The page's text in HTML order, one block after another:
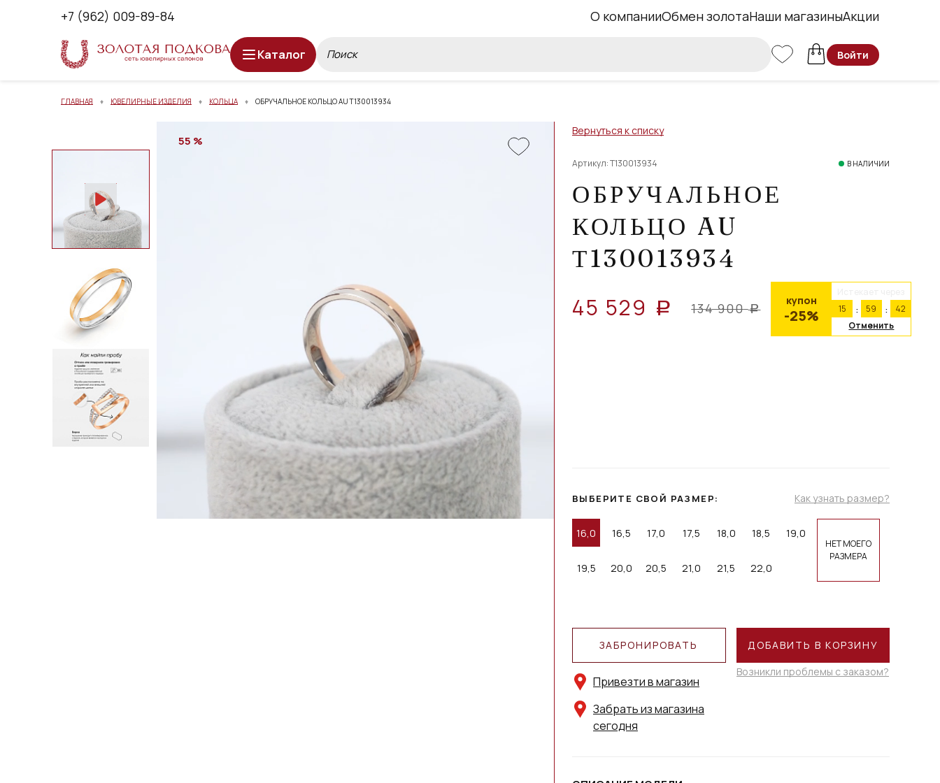
+7 (962) 009-89-84 О компанииОбмен золотаНаши магазиныАкции
Каталог Войти
ГЛАВНАЯ ЮВЕЛИРНЫЕ ИЗДЕЛИЯ КОЛЬЦА ОБРУЧАЛЬНОЕ КОЛЬЦО AU Т130013934
55 %
Вернуться к списку
Артикул: Т130013934 В НАЛИЧИИ
ОБРУЧАЛЬНОЕ
КОЛЬЦО AU
Т130013934
45 529 a 134 900 a
купон
-25%
15
59
42
Отменить
ВЫБЕРИТЕ СВОЙ РАЗМЕР: Как узнать размер?
16,0 16,5 17,0 17,5 18,0 18,5 19,0
19,5 20,0 20,5 21,0 21,5 22,0
НЕТ МОЕГО
РАЗМЕРА
ЗАБРОНИРОВАТЬ
Привезти в магазин
Забрать из магазина
сегодня
ДОБАВИТЬ В КОРЗИНУ
Возникли проблемы с заказом?